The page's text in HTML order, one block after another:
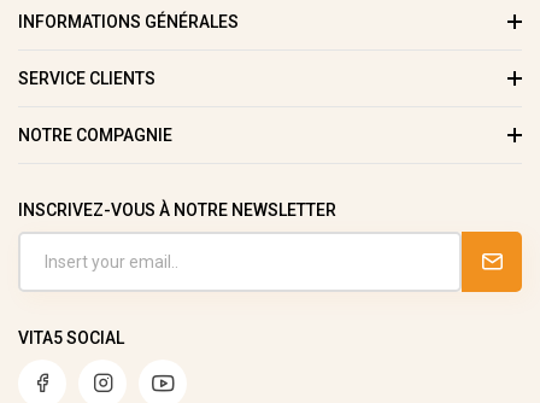
INFORMATIONS GÉNÉRALES
SERVICE CLIENTS
NOTRE COMPAGNIE
INSCRIVEZ-VOUS À NOTRE NEWSLETTER
VITA5 SOCIAL